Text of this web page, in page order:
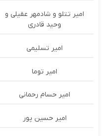
امیر تتلو و شادمهر عقیلی و
وحید قادری
امیر تسلیمی
امیر توما
امیر حسام رحمانی
امیر حسین پور